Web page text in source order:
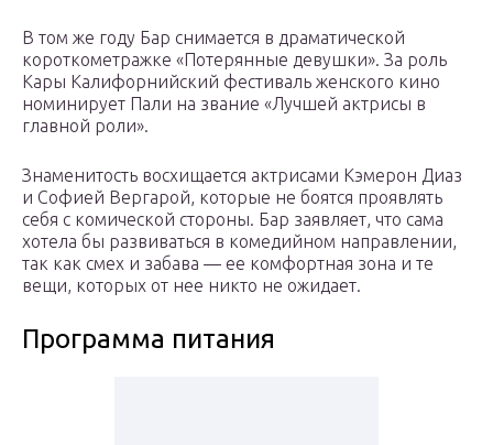
В том же году Бар снимается в драматической
короткометражке «Потерянные девушки». За роль
Кары Калифорнийский фестиваль женского кино
номинирует Пали на звание «Лучшей актрисы в
главной роли».
Знаменитость восхищается актрисами Кэмерон Диаз
и Софией Вергарой, которые не боятся проявлять
себя с комической стороны. Бар заявляет, что сама
хотела бы развиваться в комедийном направлении,
так как смех и забава — ее комфортная зона и те
вещи, которых от нее никто не ожидает.
Программа питания